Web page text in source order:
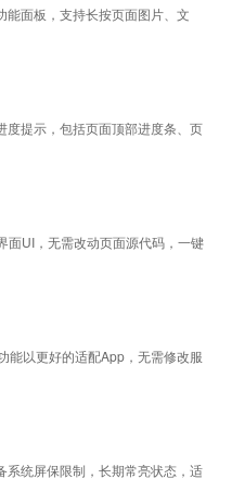
面板，支持长按页面图片、文
度提示，包括页面顶部进度条、页
面UI，无需改动页面源代码，一键
能以更好的适配App，无需修改服
系统屏保限制，长期常亮状态，适